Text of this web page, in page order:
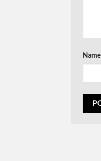
Name